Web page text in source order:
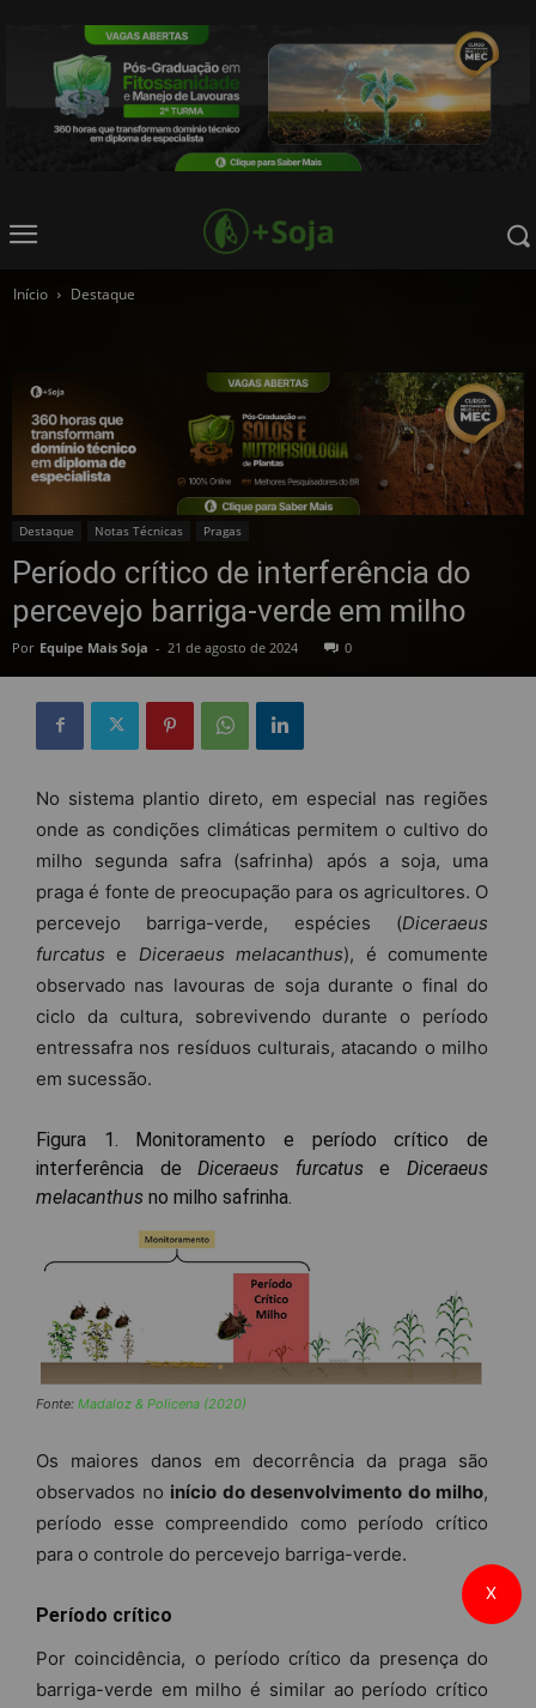
Início Destaque
Destaque Notas Técnicas Pragas
Período crítico de interferência do
percevejo barriga-verde em milho
Por Equipe Mais Soja - 21 de agosto de 2024 0
No sistema plantio direto, em especial nas regiões
onde as condições climáticas permitem o cultivo do
milho segunda safra (safrinha) após a soja, uma
praga é fonte de preocupação para os agricultores. O
percevejo barriga-verde, espécies (Diceraeus
furcatus e Diceraeus melacanthus), é comumente
observado nas lavouras de soja durante o final do
ciclo da cultura, sobrevivendo durante o período
entressafra nos resíduos culturais, atacando o milho
em sucessão.
Figura 1. Monitoramento e período crítico de
interferência deDiceraeus furcatuseDiceraeus
melacanthus no milho safrinha.
Fonte: Madaloz & Policena (2020)
Os maiores danos em decorrência da praga são
observados no início do desenvolvimento do milho,
período esse compreendido como período crítico
para o controle do percevejo barriga-verde.
Período crítico
Por coincidência, o período crítico da presença do
barriga-verde em milho é similar ao período crítico
X